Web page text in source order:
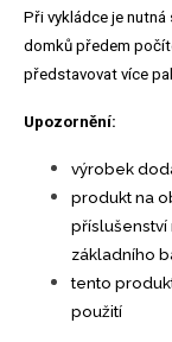
Při vykládce je
domků předem
představovat více
Upozornění:
výrobek
produkt na
příslušenství
základního
tento
použití